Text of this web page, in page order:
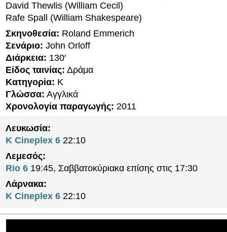
David Thewlis (William Cecil)
Rafe Spall (William Shakespeare)
Σκηνοθεσία: Roland Emmerich
Σενάριο: John Orloff
Διάρκεια: 130′
Είδος ταινίας: Δράμα
Κατηγορία: K
Γλώσσα: Αγγλικά
Χρονολογία παραγωγής: 2011
Λευκωσία:
K Cineplex 6 22:10
Λεμεσός:
Rio 6 19:45, Σαββατοκύριακα επίσης στις 17:30
Λάρνακα:
K Cineplex 6 22:10